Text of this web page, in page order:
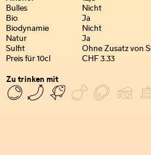
Bulles
Nicht
Bio
Ja
Biodynamie
Nicht
Natur
Ja
Sulfit
Ohne Zusatz von
Preis für 10cl
CHF 3.33
Zu trinken mit